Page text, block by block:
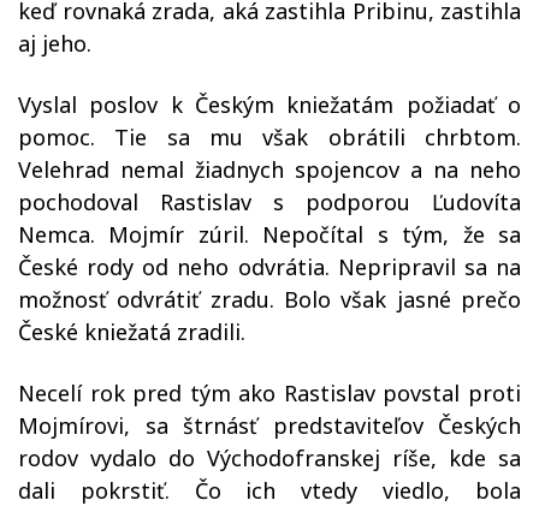
keď rovnaká zrada, aká zastihla Pribinu, zastihla
aj jeho.
Vyslal poslov k Českým kniežatám požiadať o
pomoc. Tie sa mu však obrátili chrbtom.
Velehrad nemal žiadnych spojencov a na neho
pochodoval Rastislav s podporou Ľudovíta
Nemca. Mojmír zúril. Nepočítal s tým, že sa
České rody od neho odvrátia. Nepripravil sa na
možnosť odvrátiť zradu. Bolo však jasné prečo
České kniežatá zradili.
Necelí rok pred tým ako Rastislav povstal proti
Mojmírovi, sa štrnásť predstaviteľov Českých
rodov vydalo do Východofranskej ríše, kde sa
dali pokrstiť. Čo ich vtedy viedlo, bola